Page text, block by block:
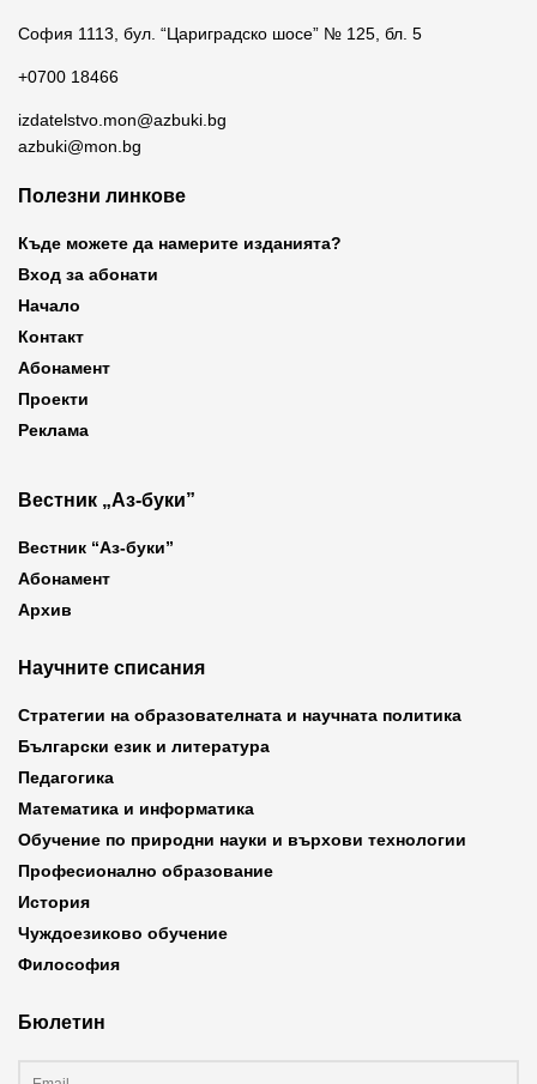
София 1113, бул. “Цариградско шосе” № 125, бл. 5
+0700 18466
izdatelstvo.mon@azbuki.bg
azbuki@mon.bg
Полезни линкове
Къде можете да намерите изданията?
Вход за абонати
Начало
Контакт
Абонамент
Проекти
Реклама
Вестник „Аз-буки”
Вестник “Аз-буки”
Абонамент
Архив
Научните списания
Стратегии на образователната и научната политика
Български език и литература
Педагогика
Математика и информатика
Обучение по природни науки и върхови технологии
Професионално образование
История
Чуждоезиково обучение
Философия
Бюлетин